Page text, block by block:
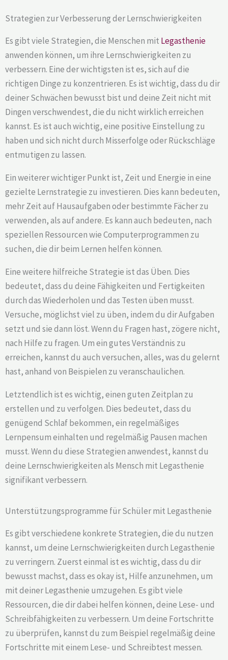
Strategien zur Verbesserung der Lernschwierigkeiten
Es gibt viele Strategien, die Menschen mit Legasthenie
anwenden können, um ihre Lernschwierigkeiten zu
verbessern. Eine der wichtigsten ist es, sich auf die
richtigen Dinge zu konzentrieren. Es ist wichtig, dass du dir
deiner Schwächen bewusst bist und deine Zeit nicht mit
Dingen verschwendest, die du nicht wirklich erreichen
kannst. Es ist auch wichtig, eine positive Einstellung zu
haben und sich nicht durch Misserfolge oder Rückschläge
entmutigen zu lassen.
Ein weiterer wichtiger Punkt ist, Zeit und Energie in eine
gezielte Lernstrategie zu investieren. Dies kann bedeuten,
mehr Zeit auf Hausaufgaben oder bestimmte Fächer zu
verwenden, als auf andere. Es kann auch bedeuten, nach
speziellen Ressourcen wie Computerprogrammen zu
suchen, die dir beim Lernen helfen können.
Eine weitere hilfreiche Strategie ist das Üben. Dies
bedeutet, dass du deine Fähigkeiten und Fertigkeiten
durch das Wiederholen und das Testen üben musst.
Versuche, möglichst viel zu üben, indem du dir Aufgaben
setzt und sie dann löst. Wenn du Fragen hast, zögere nicht,
nach Hilfe zu fragen. Um ein gutes Verständnis zu
erreichen, kannst du auch versuchen, alles, was du gelernt
hast, anhand von Beispielen zu veranschaulichen.
Letztendlich ist es wichtig, einen guten Zeitplan zu
erstellen und zu verfolgen. Dies bedeutet, dass du
genügend Schlaf bekommen, ein regelmäßiges
Lernpensum einhalten und regelmäßig Pausen machen
musst. Wenn du diese Strategien anwendest, kannst du
deine Lernschwierigkeiten als Mensch mit Legasthenie
signifikant verbessern.
Unterstützungsprogramme für Schüler mit Legasthenie
Es gibt verschiedene konkrete Strategien, die du nutzen
kannst, um deine Lernschwierigkeiten durch Legasthenie
zu verringern. Zuerst einmal ist es wichtig, dass du dir
bewusst machst, dass es okay ist, Hilfe anzunehmen, um
mit deiner Legasthenie umzugehen. Es gibt viele
Ressourcen, die dir dabei helfen können, deine Lese- und
Schreibfähigkeiten zu verbessern. Um deine Fortschritte
zu überprüfen, kannst du zum Beispiel regelmäßig deine
Fortschritte mit einem Lese- und Schreibtest messen.